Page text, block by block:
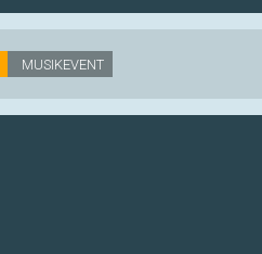
MUSIKEVENT